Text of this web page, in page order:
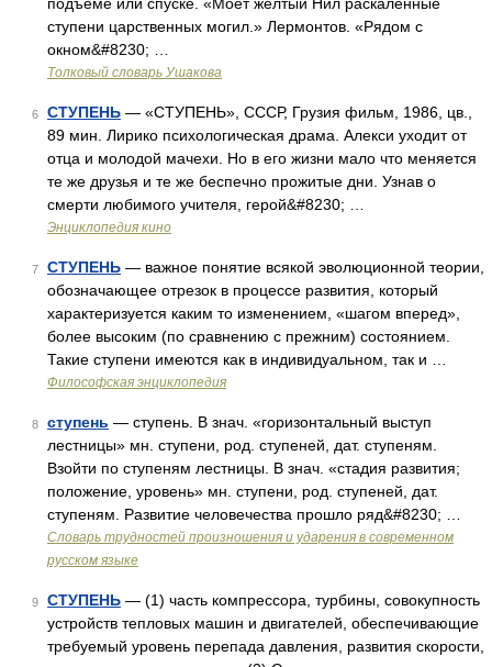
ступени царственных могил.» Лермонтов. «Рядом с
окном&#8230; …
Толковый словарь Ушакова
6 СТУПЕНЬ — «СТУПЕНЬ», СССР, Грузия фильм, 1986, цв.,
89 мин. Лирико психологическая драма. Алекси уходит от
отца и молодой мачехи. Но в его жизни мало что меняется
те же друзья и те же беспечно прожитые дни. Узнав о
смерти любимого учителя, герой&#8230; …
Энциклопедия кино
7 СТУПЕНЬ — важное понятие всякой эволюционной теории,
обозначающее отрезок в процессе развития, который
характеризуется каким то изменением, «шагом вперед»,
более высоким (по сравнению с прежним) состоянием.
Такие ступени имеются как в индивидуальном, так и …
Философская энциклопедия
8 ступень — ступень. В знач. «горизонтальный выступ
лестницы» мн. ступени, род. ступеней, дат. ступеням.
Взойти по ступеням лестницы. В знач. «стадия развития;
положение, уровень» мн. ступени, род. ступеней, дат.
ступеням. Развитие человечества прошло ряд&#8230; …
Словарь трудностей произношения и ударения в современном
русском языке
9 СТУПЕНЬ — (1) часть компрессора, турбины, совокупность
устройств тепловых машин и двигателей, обеспечивающие
требуемый уровень перепада давления, развития скорости,